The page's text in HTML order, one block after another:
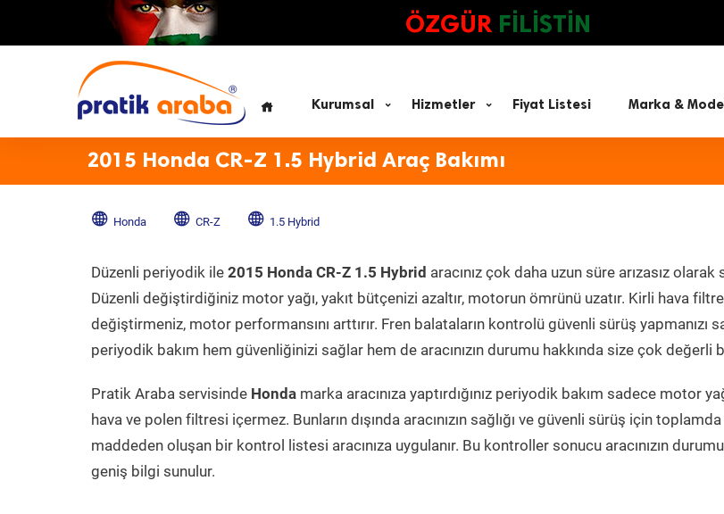
ÖZGÜR FİLİSTİN
Kurumsal Hizmetler Fiyat Listesi Marka &
2015 Honda CR-Z 1.5 Hybrid Araç Bakımı
Honda CR-Z 1.5 Hybrid
Düzenli periyodik ile 2015 Honda CR-Z 1.5 Hybrid aracınız çok daha uzun süre arızasız
Düzenli değiştirdiğiniz motor yağı, yakıt bütçenizi azaltır, motorun ömrünü uzatır. Kirli hava
değiştirmeniz, motor performansını arttırır. Fren balataların kontrolü güvenli sürüş yapmanızı
periyodik bakım hem güvenliğinizi sağlar hem de aracınızın durumu hakkında size çok değerli
Pratik Araba servisinde Honda marka aracınıza yaptırdığınız periyodik bakım sadece motor
hava ve polen filtresi içermez. Bunların dışında aracınızın sağlığı ve güvenli sürüş için
maddeden oluşan bir kontrol listesi aracınıza uygulanır. Bu kontroller sonucu aracınızın
geniş bilgi sunulur.